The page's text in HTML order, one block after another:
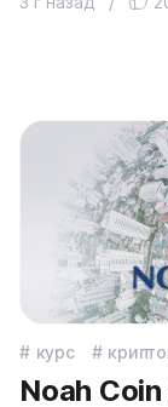
курс
Noah